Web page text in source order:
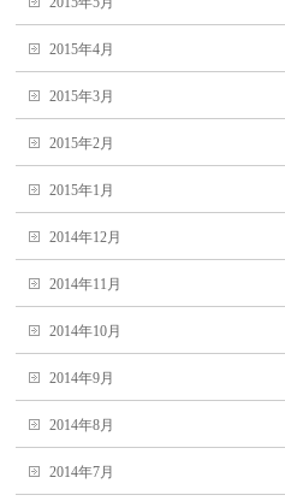
2015年4月
2015年3月
2015年2月
2015年1月
2014年12月
2014年11月
2014年10月
2014年9月
2014年8月
2014年7月